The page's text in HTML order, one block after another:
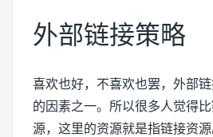
外部链接策略
喜欢也好，不喜欢也罢，外部
的因素之一。所以很多人觉得
源，这里的资源就是指链接资源